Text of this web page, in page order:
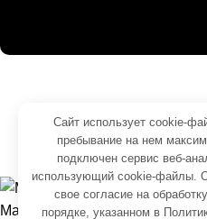
Согласие на обработку
Политика обработки
Магазин
Сайт использует cookie-
пребывание на нем
подключен сервис веб-
использующий cookie-файлы.
свое согласие на
порядке, указанном в